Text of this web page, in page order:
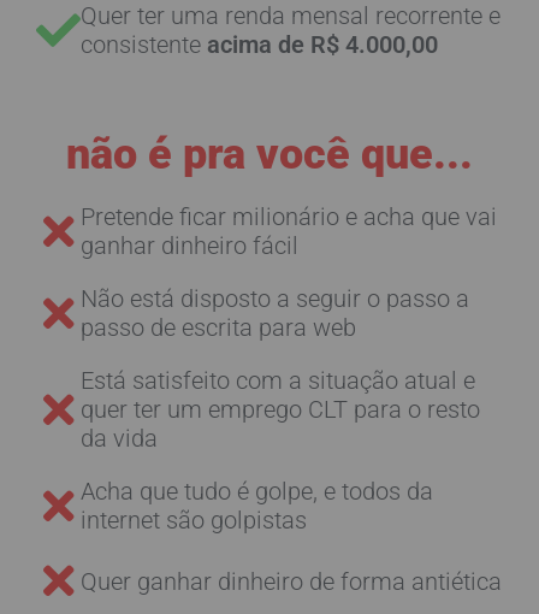
Quer ter uma renda mensal recorrente e
consistente acima de R$ 4.000,00
não é pra você que...
Pretende ficar milionário e acha que vai
ganhar dinheiro fácil
Não está disposto a seguir o passo a
passo de escrita para web
Está satisfeito com a situação atual e
quer ter um emprego CLT para o resto
da vida
Acha que tudo é golpe, e todos da
internet são golpistas
Quer ganhar dinheiro de forma antiética